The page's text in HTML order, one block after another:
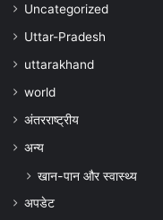
Uncategorized
Uttar-Pradesh
uttarakhand
world
अंतरराष्ट्रीय
अन्‍य
खान-पान और स्वास्थ्य
अपडेट